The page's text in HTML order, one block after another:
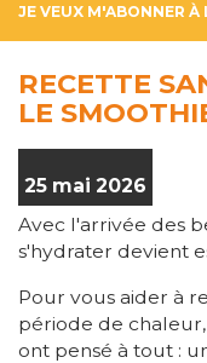
JE VEUX M'ABONNER
RECETTE
LE
25 mai 2026
Avec l'arrivée des
s'hydrater devient
Pour vous aider à
période de
ont pensé à tout :